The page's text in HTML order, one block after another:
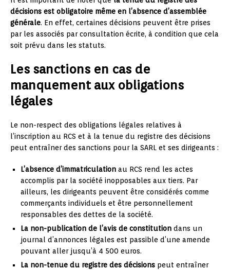
décisions est obligatoire même en l’absence d’assemblée
générale. En effet, certaines décisions peuvent être prises
par les associés par consultation écrite, à condition que cela
soit prévu dans les statuts.
Les sanctions en cas de
manquement aux obligations
légales
Le non-respect des obligations légales relatives à
l’inscription au RCS et à la tenue du registre des décisions
peut entraîner des sanctions pour la SARL et ses dirigeants :
L’absence d’immatriculation au RCS rend les actes
accomplis par la société inopposables aux tiers. Par
ailleurs, les dirigeants peuvent être considérés comme
commerçants individuels et être personnellement
responsables des dettes de la société.
La non-publication de l’avis de constitution dans un
journal d’annonces légales est passible d’une amende
pouvant aller jusqu’à 4 500 euros.
La non-tenue du registre des décisions peut entraîner